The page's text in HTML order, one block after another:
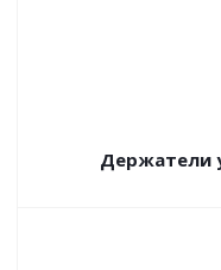
Держатели